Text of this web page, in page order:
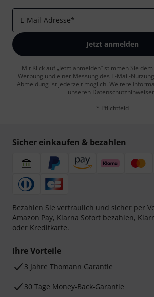
E-Mail-Adresse*
Jetzt anmelden
Mit Klick auf „Jetzt anmelden“ stimmen Sie
Werbung und einer Messung des E-Mail-
Abmeldung ist jederzeit möglich. Weitere
unseren
* Pflichtfeld
Sicher einkaufen & bezahlen
Bezahlen Sie vertraulich und sicher per
Amazon Pay, Klarna Sofort bezahlen,
oder Kreditkarte.
Ihre Vorteile
3 Jahre Thomann Garantie
30 Tage Money-Back-Garantie